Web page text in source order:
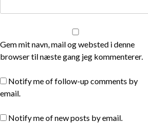
Gem mit navn, mail og websted i denne
browser til næste gang jeg kommenterer.
Notify me of follow-up comments by
email.
Notify me of new posts by email.